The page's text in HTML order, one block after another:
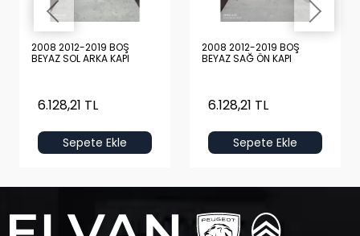
2008 2012-2019 BOŞ
BEYAZ SOL ARKA KAPI
6.128,21 TL
Sepete Ekle
2008 2012-2019 BOŞ
BEYAZ SAĞ ÖN KAPI
6.128,21 TL
Sepete Ekle